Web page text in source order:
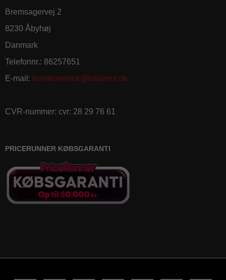
Bremsagervej 2
8230 Åbyhøj
Danmark
Telefonnr.: 86257651
E-mail : kundeservice@totalrent.dk
CVR-nummer: cvr: 28 29 76 61
PRICERUNNER KØBSGARANTI